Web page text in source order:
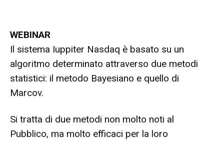
WEBINAR
Il sistema Iuppiter Nasdaq è basato su un
algoritmo determinato attraverso due metodi
statistici: il metodo Bayesiano e quello di
Marcov.
Si tratta di due metodi non molto noti al
Pubblico, ma molto efficaci per la loro